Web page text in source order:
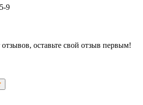
9
оставьте свой отзыв первым!